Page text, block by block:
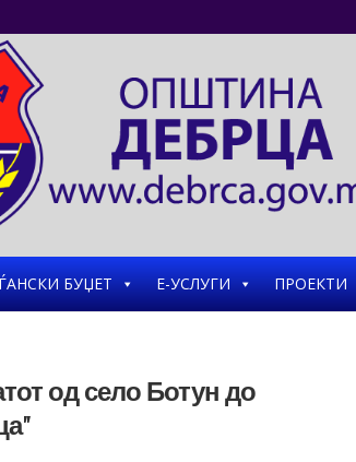
БУЏЕТ Е-УСЛУГИ ПРОЕКТИ
од село Ботун до